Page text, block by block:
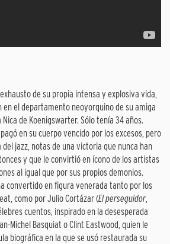
de su propia intensa y explosiva vida,
el departamento neoyorquino de su amiga
de Koenigswarter. Sólo tenía 34 años.
en su cuerpo vencido por los excesos, pero
jazz, notas de una victoria que nunca han
y que le convirtió en ícono de los artistas
al igual que por sus propios demonios.
convertido en figura venerada tanto por los
como por Julio Cortázar (El perseguidor,
cuentos, inspirado en la desesperada
Michel Basquiat o Clint Eastwood, quien le
biográfica en la que se usó restaurada su